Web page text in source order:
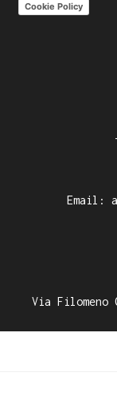
Cookie Policy
Email:
Via